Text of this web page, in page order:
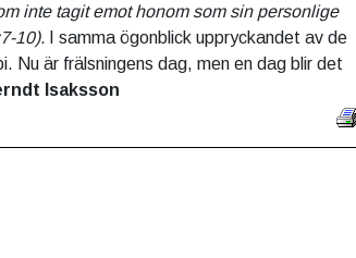
inte tagit emot honom som sin personlige
10).
I samma ögonblick uppryckandet av de
Nu är frälsningens dag, men en dag blir det
Isaksson